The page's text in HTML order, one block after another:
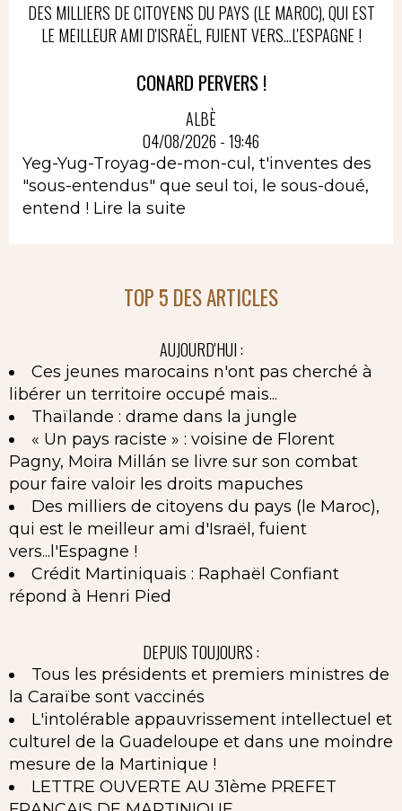
DES MILLIERS DE CITOYENS DU PAYS (LE MAROC), QUI EST
LE MEILLEUR AMI D'ISRAËL, FUIENT VERS...L'ESPAGNE !
CONARD PERVERS !
ALBÈ
04/08/2026 - 19:46
Yeg-Yug-Troyag-de-mon-cul, t'inventes des
"sous-entendus" que seul toi, le sous-doué,
entend ! Lire la suite
TOP 5 DES ARTICLES
AUJOURD'HUI :
Ces jeunes marocains n'ont pas cherché à
libérer un territoire occupé mais...
Thaïlande : drame dans la jungle
« Un pays raciste » : voisine de Florent
Pagny, Moira Millán se livre sur son combat
pour faire valoir les droits mapuches
Des milliers de citoyens du pays (le Maroc),
qui est le meilleur ami d'Israël, fuient
vers...l'Espagne !
Crédit Martiniquais : Raphaël Confiant
répond à Henri Pied
DEPUIS TOUJOURS :
Tous les présidents et premiers ministres de
la Caraïbe sont vaccinés
L'intolérable appauvrissement intellectuel et
culturel de la Guadeloupe et dans une moindre
mesure de la Martinique !
LETTRE OUVERTE AU 31ème PREFET